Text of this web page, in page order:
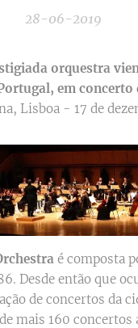
28-06-2019
orquestra
em concerto
Lisboa - 17 de
é composta
Desde então que
de concertos da
mais 160 concertos